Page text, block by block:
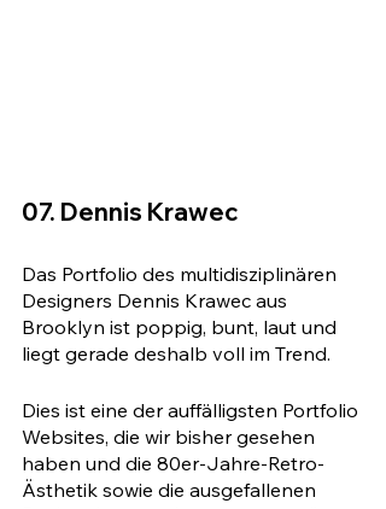
07. Dennis Krawec
Das Portfolio des multidisziplinären
Designers Dennis Krawec aus
Brooklyn ist poppig, bunt, laut und
liegt gerade deshalb voll im Trend.
Dies ist eine der auffälligsten Portfolio
Websites, die wir bisher gesehen
haben und die 80er-Jahre-Retro-
Ästhetik sowie die ausgefallenen